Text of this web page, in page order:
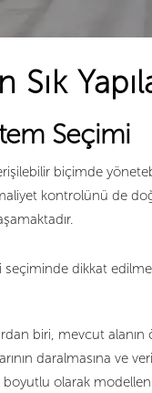
Seçimi
biçimde
kontrolünü de
seçiminde dikkat
biri, mevcut
daralmasına ve
olarak